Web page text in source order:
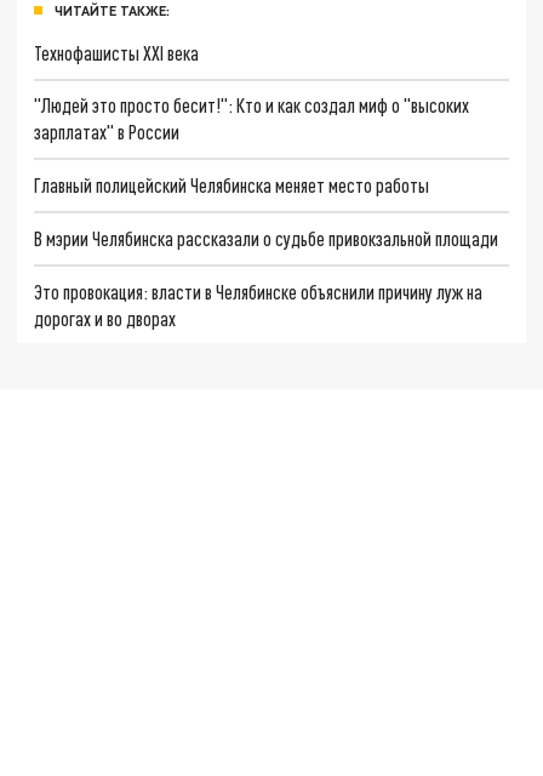
ЧИТАЙТЕ ТАКЖЕ:
Технофашисты XXI века
"Людей это просто бесит!": Кто и как создал миф о "высоких
зарплатах" в России
Главный полицейский Челябинска меняет место работы
В мэрии Челябинска рассказали о судьбе привокзальной площади
Это провокация: власти в Челябинске объяснили причину луж на
дорогах и во дворах